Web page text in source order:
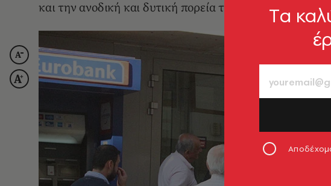
και την ανοδική και δυτική πορεία της χώραςTα